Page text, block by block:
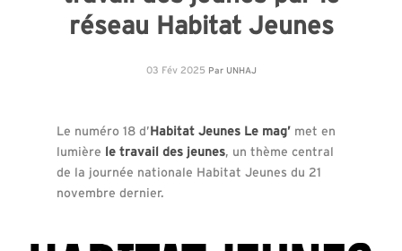
réseau Habitat Jeunes
03 Fév 2025 Par UNHAJ
Le numéro 18 d’Habitat Jeunes Le mag’met en
lumière le travail des jeunes, un thème central
de la journée nationale Habitat Jeunes du 21
novembre dernier.